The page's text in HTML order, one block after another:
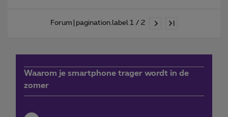
Forum|pagination.label 1 / 2
Waarom je smartphone trager wordt in de
zomer